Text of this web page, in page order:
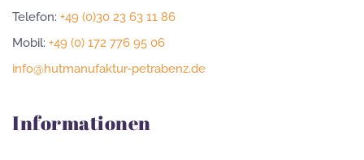
Telefon: +49 (0)30 23 63 11 86
Mobil: +49 (0) 172 776 95 06
info@hutmanufaktur-petrabenz.de
Informationen